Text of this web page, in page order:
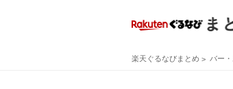
楽天ぐるなびまとめ バー